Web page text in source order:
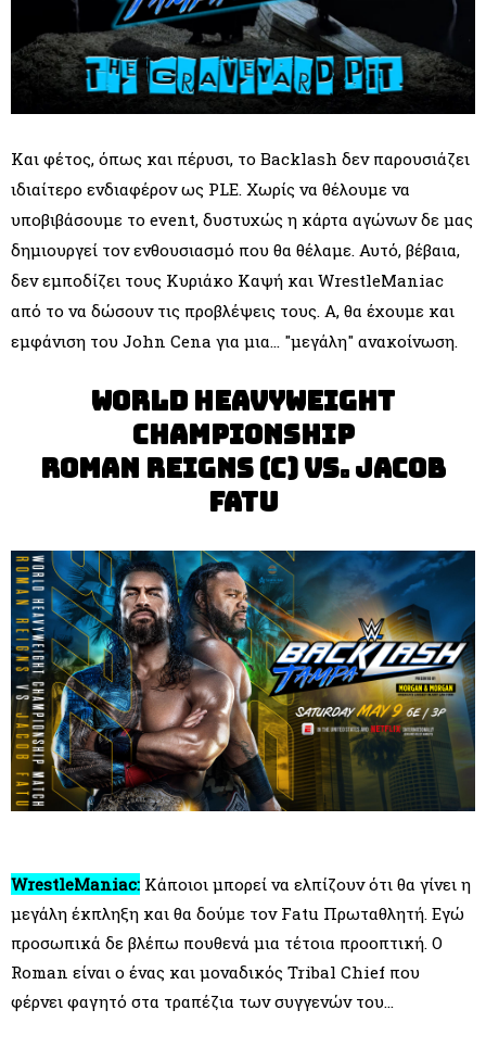
Και φέτος, όπως και πέρυσι, το Backlash δεν παρουσιάζει
ιδιαίτερο ενδιαφέρον ως PLE. Χωρίς να θέλουμε να
υποβιβάσουμε το event, δυστυχώς η κάρτα αγώνων δε μας
δημιουργεί τον ενθουσιασμό που θα θέλαμε. Αυτό, βέβαια,
δεν εμποδίζει τους Κυριάκο Καψή και WrestleManiac
από το να δώσουν τις προβλέψεις τους. Α, θα έχουμε και
εμφάνιση του John Cena για μια... "μεγάλη" ανακοίνωση.
World Heavyweight
Championship
Roman Reigns (c) vs. Jacob
Fatu
WrestleManiac: Κάποιοι μπορεί να ελπίζουν ότι θα γίνει η
μεγάλη έκπληξη και θα δούμε τον Fatu Πρωταθλητή. Εγώ
προσωπικά δε βλέπω πουθενά μια τέτοια προοπτική. Ο
Roman είναι ο ένας και μοναδικός Tribal Chief που
φέρνει φαγητό στα τραπέζια των συγγενών του...